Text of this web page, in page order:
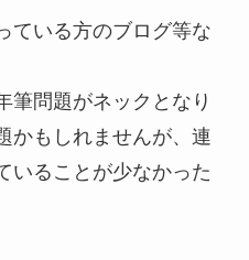
ている方のブログ等な
筆問題がネックとなり
かもしれませんが、連
いることが少なかった